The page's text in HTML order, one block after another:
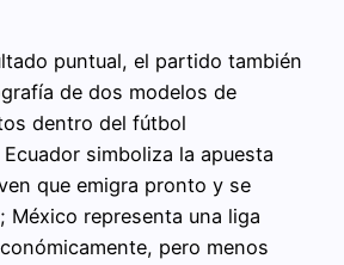
puntual, el partido también
de dos modelos de
dentro del fútbol
simboliza la apuesta
que emigra pronto y se
México representa una liga
pero menos